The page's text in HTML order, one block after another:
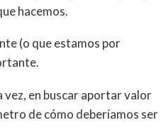
hacemos.
(o que estamos por
vez, en buscar aportar valor
de cómo deberíamos ser